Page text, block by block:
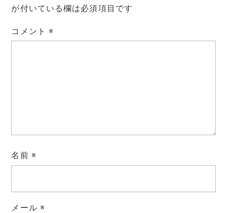
が付いている欄は必須項目です
コメント※
名前 ※
メール ※